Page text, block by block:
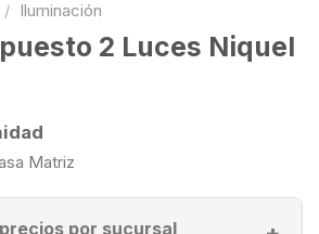
/ Iluminación
2 Luces Niquel
Matriz
por sucursal